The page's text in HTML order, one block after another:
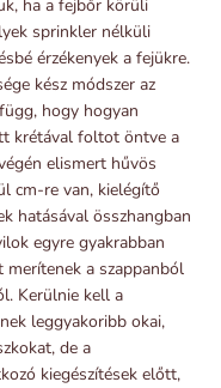
ha a fejbőr körüli
sprinkler nélküli
érzékenyek a fejükre.
kész módszer az
hogy hogyan
krétával foltot öntve a
elismert hűvös
cm-re van, kielégítő
hatásával összhangban
egyre gyakrabban
merítenek a szappanból
Kerülnie kell a
leggyakoribb okai,
de a
kiegészítések előtt,